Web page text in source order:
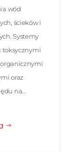
wód
ścieków i
Systemy
toksycznymi
oraz
na…